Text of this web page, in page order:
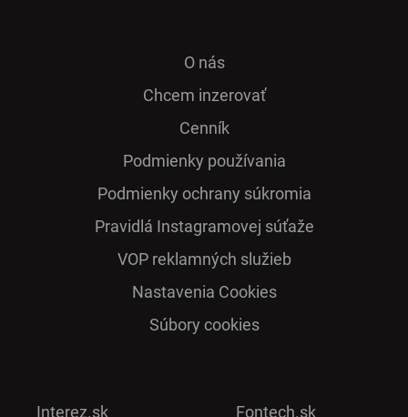
O nás
Chcem inzerovať
Cenník
Podmienky používania
Podmienky ochrany súkromia
Pra­vidlá Ins­ta­gra­mo­vej sú­ťaže
VOP reklamných služieb
Nastavenia Cookies
Súbory cookies
Interez.sk Fontech.sk